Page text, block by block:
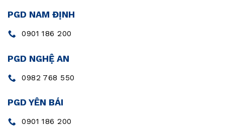
PGD NAM ĐỊNH
0901 186 200
PGD NGHỆ AN
0982 768 550
PGD YÊN BÁI
0901 186 200